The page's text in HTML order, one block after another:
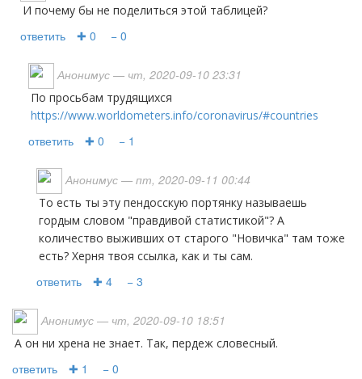
и почему бы не поделиться этой таблицей?
ответить ✚ 0 − 0
Анонимус — чт, 2020-09-10 23:31
По просьбам трудящихся
https://www.worldometers.info/coronavirus/#countries
ответить ✚ 0 − 1
Анонимус — пт, 2020-09-11 00:44
то есть ты эту пендосскую портянку называешь
гордым словом "правдивой статистикой"? А
количество выживших от старого "Новичка" там тоже
есть? Херня твоя ссылка, как и ты сам.
ответить ✚ 4 − 3
Анонимус — чт, 2020-09-10 18:51
а он ни хрена не знает. Так, пердеж словесный.
ответить ✚ 1 − 0